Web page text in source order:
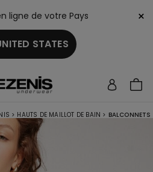
ligne de votre Pays
STATES
×
> HAUTS DE MAILLOT DE BAIN > BALCONNETS